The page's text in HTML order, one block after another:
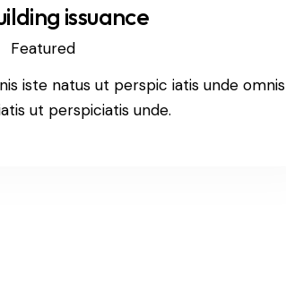
issuance
Featured
iste natus ut perspic iatis unde omnis
ut perspiciatis unde.